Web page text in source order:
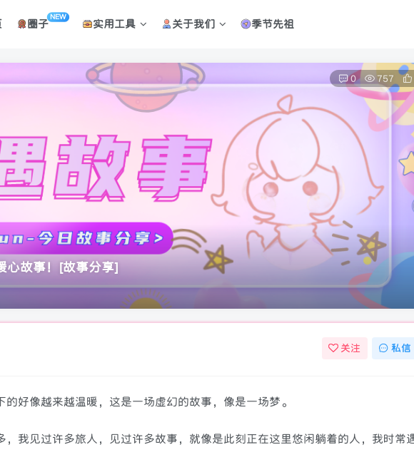
圈子
NEW
实用工具 关于我们 季节先祖
故事！ [故事分享]
0 757
关注 私信
好像越来越温暖，这是一场虚幻的故事，像是一场梦。
我见过许多旅人，见过许多故事，就像是此刻正在这里悠闲躺着的人，我时常